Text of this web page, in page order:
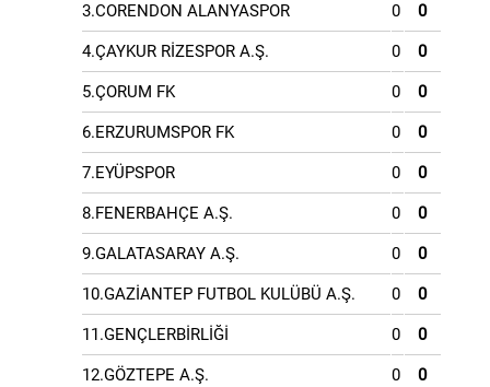
3.CORENDON ALANYASPOR 0 0
4.ÇAYKUR RİZESPOR A.Ş. 0 0
5.ÇORUM FK 0 0
6.ERZURUMSPOR FK 0 0
7.EYÜPSPOR 0 0
8.FENERBAHÇE A.Ş. 0 0
9.GALATASARAY A.Ş. 0 0
10.GAZİANTEP FUTBOL KULÜBÜ A.Ş. 0 0
11.GENÇLERBİRLİĞİ 0 0
12.GÖZTEPE A.Ş. 0 0